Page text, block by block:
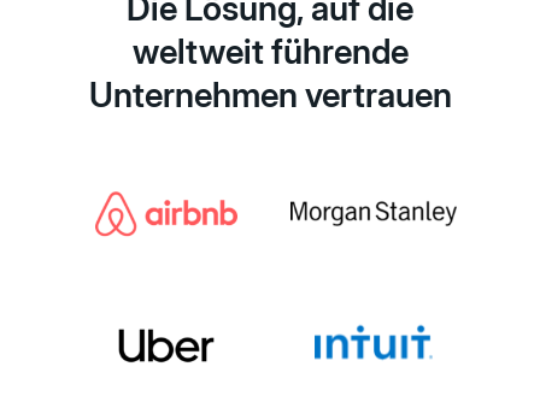
Die Lösung, auf die
weltweit führende
Unternehmen vertrauen